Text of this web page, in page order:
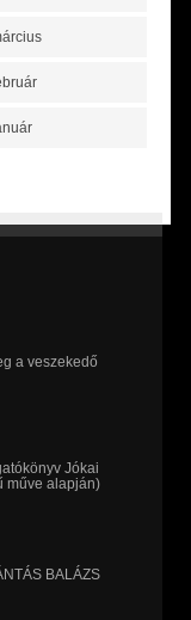
a veszekedő
Jókai
műve alapján)
BALÁZS